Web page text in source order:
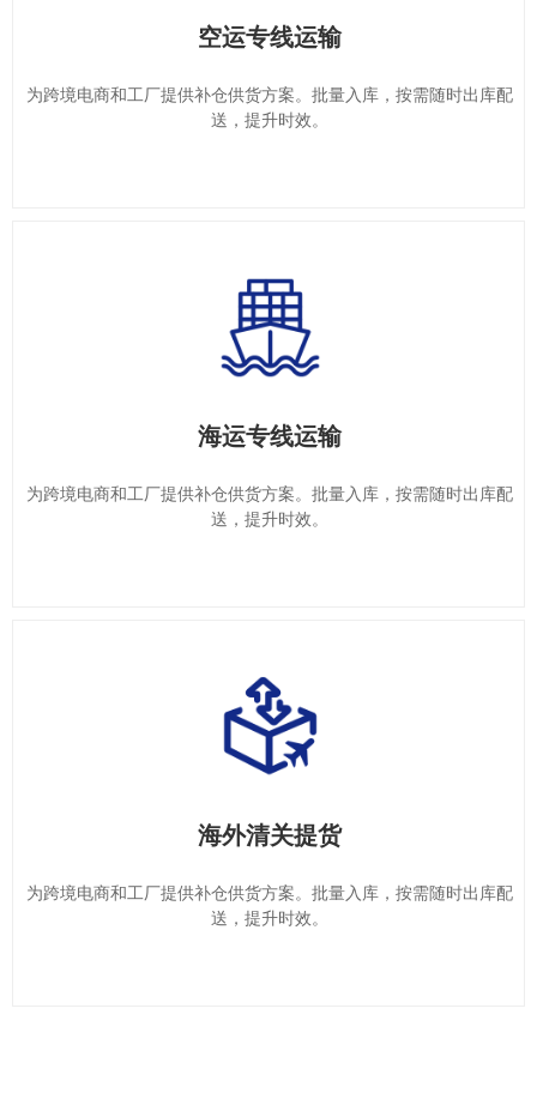
为跨境电商和工厂提供补仓供货方案。批量入库，按需随时出库配
送，提升时效。
空运专线运输
为跨境电商和工厂提供补仓供货方案。批量入库，按需随时出库配
送，提升时效。
空运专线运输
为跨境电商和工厂提供补仓供货方案。批量入库，按需随时出库配
送，提升时效。
海运专线运输
为跨境电商和工厂提供补仓供货方案。批量入库，按需随时出库配
送，提升时效。
海运专线运输
为跨境电商和工厂提供补仓供货方案。批量入库，按需随时出库配
送，提升时效。
海外清关提货
为跨境电商和工厂提供补仓供货方案。批量入库，按需随时出库配
送，提升时效。
海外清关提货